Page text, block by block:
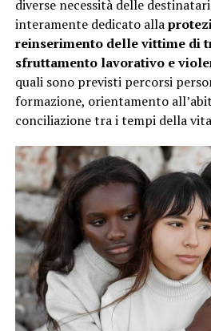
diverse necessità delle
interamente dedicato alla
reinserimento delle vittime di
sfruttamento lavorativo e
quali sono previsti percorsi
formazione, orientamento
conciliazione tra i tempi della